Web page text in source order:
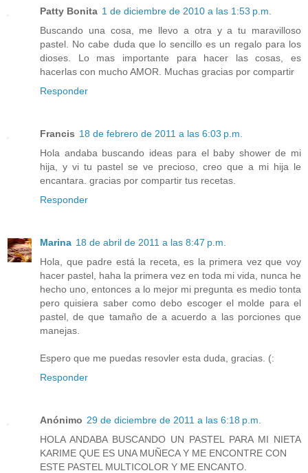
Patty Bonita 1 de diciembre de 2010 a las 1:53 p.m.
Buscando una cosa, me llevo a otra y a tu maravilloso
pastel. No cabe duda que lo sencillo es un regalo para los
dioses. Lo mas importante para hacer las cosas, es
hacerlas con mucho AMOR. Muchas gracias por compartir
Responder
Francis 18 de febrero de 2011 a las 6:03 p.m.
Hola andaba buscando ideas para el baby shower de mi
hija, y vi tu pastel se ve precioso, creo que a mi hija le
encantara. gracias por compartir tus recetas.
Responder
Marina 18 de abril de 2011 a las 8:47 p.m.
Hola, que padre está la receta, es la primera vez que voy
hacer pastel, haha la primera vez en toda mi vida, nunca he
hecho uno, entonces a lo mejor mi pregunta es medio tonta
pero quisiera saber como debo escoger el molde para el
pastel, de que tamaño de a acuerdo a las porciones que
manejas.
Espero que me puedas resovler esta duda, gracias. (:
Responder
Anónimo 29 de diciembre de 2011 a las 6:18 p.m.
HOLA ANDABA BUSCANDO UN PASTEL PARA MI NIETA
KARIME QUE ES UNA MUÑECA Y ME ENCONTRE CON
ESTE PASTEL MULTICOLOR Y ME ENCANTO.